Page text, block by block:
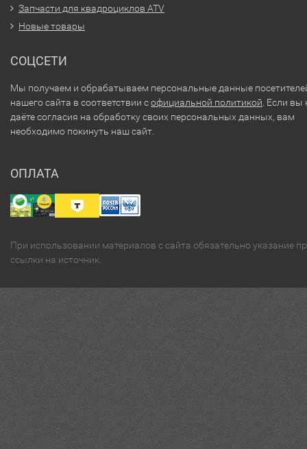
Запчасти для квадроциклов ATV
Новые товары
СОЦСЕТИ
Мы получаем и обрабатываем персональные данные
нашего сайта в соответствии софициальной политикой . Если вы
даёте согласия на обработку своих персональных данных, вам
необходимо покинуть наш сайт.
ОПЛАТА
При использовании материалов с сайта обязательно указание
ссылки на источник.